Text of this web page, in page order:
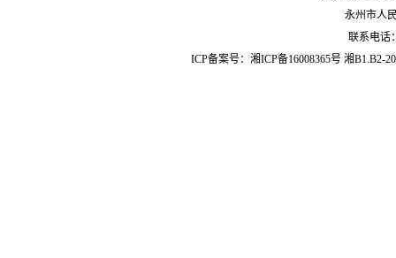
永州市人
联系电话
ICP备案号： 湘ICP备16008365号 湘B1.B2-